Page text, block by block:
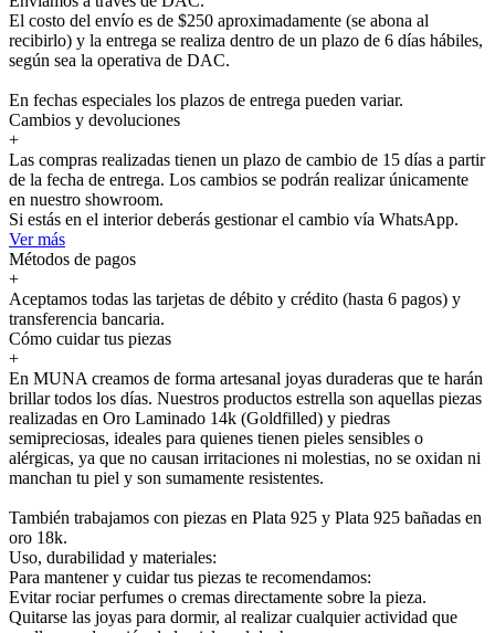
El costo del envío es de $250 aproximadamente (se abona al
recibirlo) y la entrega se realiza dentro de un plazo de 6 días hábiles,
según sea la operativa de DAC.
En fechas especiales los plazos de entrega pueden variar.
Cambios y devoluciones
+
Las compras realizadas tienen un plazo de cambio de 15 días a partir
de la fecha de entrega. Los cambios se podrán realizar únicamente
en nuestro showroom.
Si estás en el interior deberás gestionar el cambio vía WhatsApp.
Ver más
Métodos de pagos
+
Aceptamos todas las tarjetas de débito y crédito (hasta 6 pagos) y
transferencia bancaria.
Cómo cuidar tus piezas
+
En MUNA creamos de forma artesanal joyas duraderas que te harán
brillar todos los días. Nuestros productos estrella son aquellas piezas
realizadas en Oro Laminado 14k (Goldfilled) y piedras
semipreciosas, ideales para quienes tienen pieles sensibles o
alérgicas, ya que no causan irritaciones ni molestias, no se oxidan ni
manchan tu piel y son sumamente resistentes.
También trabajamos con piezas en Plata 925 y Plata 925 bañadas en
oro 18k.
Uso, durabilidad y materiales:
Para mantener y cuidar tus piezas te recomendamos:
Evitar rociar perfumes o cremas directamente sobre la pieza.
Quitarse las joyas para dormir, al realizar cualquier actividad que